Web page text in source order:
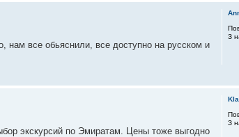
З
нам все обьяснили, все доступно на русском и
З
экскурсий по Эмиратам. Цены тоже выгодно